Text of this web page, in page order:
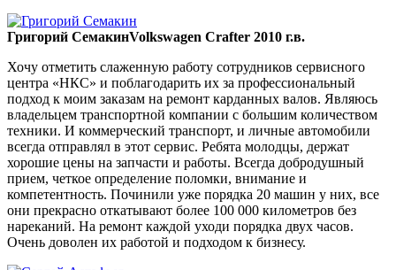
Григорий СемакинVolkswagen Crafter 2010 г.в.
Хочу отметить слаженную работу сотрудников сервисного
центра «НКС» и поблагодарить их за профессиональный
подход к моим заказам на ремонт карданных валов. Являюсь
владельцем транспортной компании с большим количеством
техники. И коммерческий транспорт, и личные автомобили
всегда отправлял в этот сервис. Ребята молодцы, держат
хорошие цены на запчасти и работы. Всегда добродушный
прием, четкое определение поломки, внимание и
компетентность. Починили уже порядка 20 машин у них, все
они прекрасно откатывают более 100 000 километров без
нареканий. На ремонт каждой уходи порядка двух часов.
Очень доволен их работой и подходом к бизнесу.